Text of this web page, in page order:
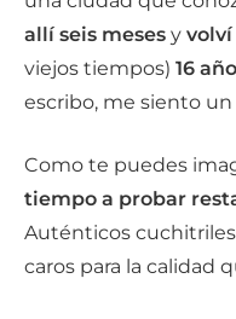
allí seis meses y volví
viejos tiempos) 16
escribo, me siento
Como te puedes
tiempo a probar
Auténticos
caros para la calidad